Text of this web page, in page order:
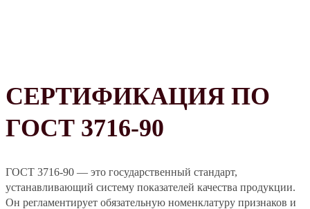
СЕРТИФИКАЦИЯ ПО
ГОСТ 3716-90
ГОСТ 3716-90 — это государственный стандарт,
устанавливающий систему показателей качества продукции.
Он регламентирует обязательную номенклатуру признаков и